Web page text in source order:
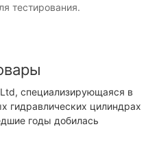
тестирования.
специализирующаяся в
гидравлических цилиндрах
годы добилась